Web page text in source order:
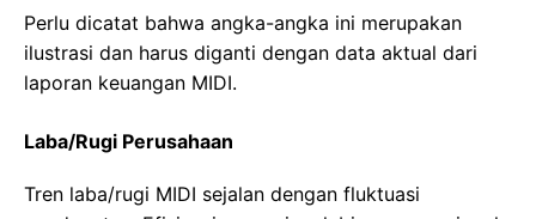
Perlu dicatat bahwa angka-angka ini merupakan
ilustrasi dan harus diganti dengan data aktual dari
laporan keuangan MIDI.
Laba/Rugi Perusahaan
Tren laba/rugi MIDI sejalan dengan fluktuasi